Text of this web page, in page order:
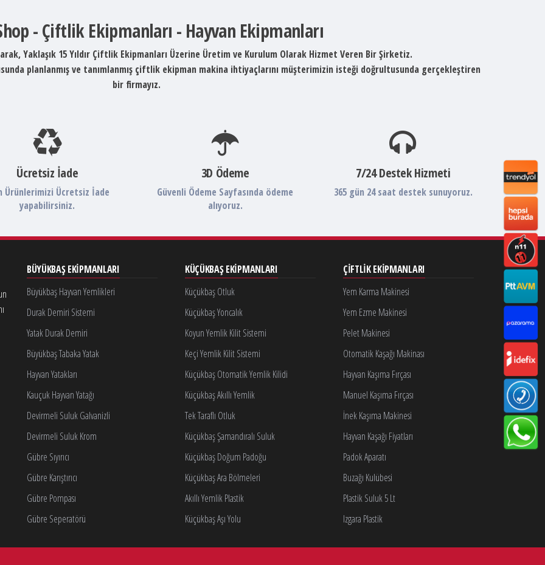
- Çiftlik Ekipmanları - Hayvan Ekipmanları
Yaklaşık 15 Yıldır Çiftlik Ekipmanları Üzerine Üretim ve Kurulum Olarak Hizmet Veren Bir Şirketiz.
planlanmış ve tanımlanmış çiftlik ekipman makina ihtiyaçlarını müşterimizin isteği doğrultusunda gerçekleştiren
bir firmayız.
Ücretsiz İade
Ürünlerimizi Ücretsiz İade
yapabilirsiniz.
3D Ödeme
Güvenli Ödeme Sayfasında ödeme
alıyoruz.
7/24 Destek Hizmeti
365 gün 24 saat destek sunuyoruz.
BÜYÜKBAŞ EKIPMANLARI
Büyükbaş Hayvan Yemlikleri
Durak Demiri Sistemi
Yatak Durak Demiri
Büyükbaş Tabaka Yatak
Hayvan Yatakları
Kauçuk Hayvan Yatağı
Devirmeli Suluk Galvanizli
Devirmeli Suluk Krom
Gübre Sıyırıcı
Gübre Karıştırıcı
Gübre Pompası
Gübre Seperatörü
KÜÇÜKBAŞ EKIPMANLARI
Küçükbaş Otluk
Küçükbaş Yoncalık
Koyun Yemlik Kilit Sistemi
Keçi Yemlik Kilit Sistemi
Küçükbaş Otomatik Yemlik Kilidi
Küçükbaş Akıllı Yemlik
Tek Taraflı Otluk
Küçükbaş Şamandıralı Suluk
Küçükbaş Doğum Padoğu
Küçükbaş Ara Bölmeleri
Akıllı Yemlik Plastik
Küçükbaş Aşı Yolu
ÇIFTLIK EKIPMANLARI
Yem Karma Makinesi
Yem Ezme Makinesi
Pelet Makinesi
Otomatik Kaşağı Makinası
Hayvan Kaşıma Fırçası
Manuel Kaşıma Fırçası
İnek Kaşıma Makinesi
Hayvan Kaşağı Fiyatları
Padok Aparatı
Buzağı Kulübesi
Plastik Suluk 5 Lt
Izgara Plastik